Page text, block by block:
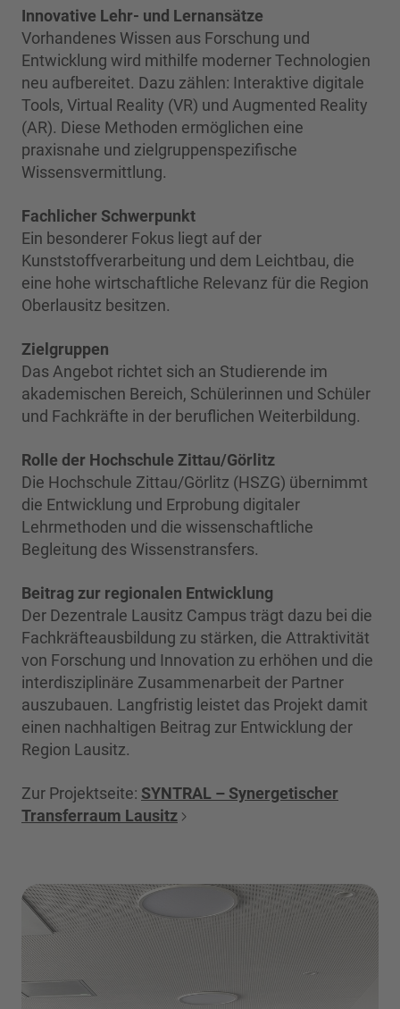
Innovative Lehr- und Lernansätze
Vorhandenes Wissen aus Forschung und
Entwicklung wird mithilfe moderner Technologien
neu aufbereitet. Dazu zählen: Interaktive digitale
Tools, Virtual Reality (VR) und Augmented Reality
(AR). Diese Methoden ermöglichen eine
praxisnahe und zielgruppenspezifische
Wissensvermittlung.
Fachlicher Schwerpunkt
Ein besonderer Fokus liegt auf der
Kunststoffverarbeitung und dem Leichtbau, die
eine hohe wirtschaftliche Relevanz für die Region
Oberlausitz besitzen.
Zielgruppen
Das Angebot richtet sich an Studierende im
akademischen Bereich, Schülerinnen und Schüler
und Fachkräfte in der beruflichen Weiterbildung.
Rolle der Hochschule Zittau/Görlitz
Die Hochschule Zittau/Görlitz (HSZG) übernimmt
die Entwicklung und Erprobung digitaler
Lehrmethoden und die wissenschaftliche
Begleitung des Wissenstransfers.
Beitrag zur regionalen Entwicklung
Der Dezentrale Lausitz Campus trägt dazu bei die
Fachkräfteausbildung zu stärken, die Attraktivität
von Forschung und Innovation zu erhöhen und die
interdisziplinäre Zusammenarbeit der Partner
auszubauen. Langfristig leistet das Projekt damit
einen nachhaltigen Beitrag zur Entwicklung der
Region Lausitz.
Zur Projektseite: SYNTRAL – Synergetischer
Transferraum Lausitz